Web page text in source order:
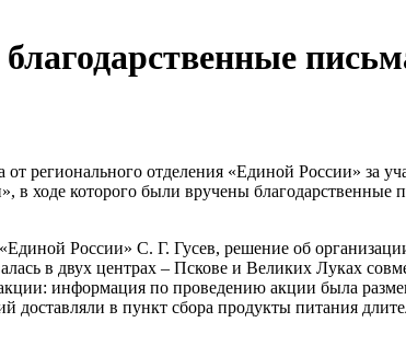
регионального отделения «Единой России» за
в ходе которого были вручены
России» С. Г. Гусев, решение об
в двух центрах – Пскове и Великих Луках
информация по проведению акции была
доставляли в пункт сбора продукты питания